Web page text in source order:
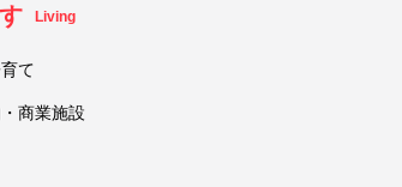
Living
て
商業施設